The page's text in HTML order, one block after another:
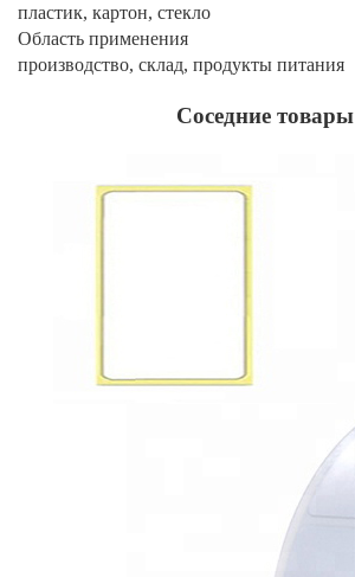
пластик, картон, стекло
Область применения
производство, склад, продукты питания
Соседние товары